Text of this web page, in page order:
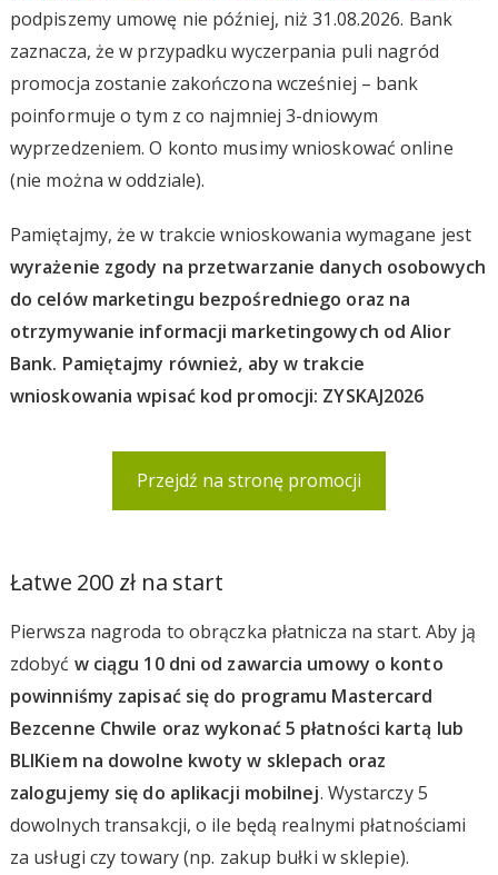
podpiszemy umowę nie później, niż 31.08.2026. Bank
zaznacza, że w przypadku wyczerpania puli nagród
promocja zostanie zakończona wcześniej – bank
poinformuje o tym z co najmniej 3-dniowym
wyprzedzeniem. O konto musimy wnioskować online
(nie można w oddziale).
Pamiętajmy, że w trakcie wnioskowania wymagane jest
wyrażenie zgody na przetwarzanie danych osobowych
do celów marketingu bezpośredniego oraz na
otrzymywanie informacji marketingowych od Alior
Bank. Pamiętajmy również, aby w trakcie
wnioskowania wpisać kod promocji: ZYSKAJ2026
Przejdź na stronę promocji
Łatwe 200 zł na start
Pierwsza nagroda to obrączka płatnicza na start. Aby ją
zdobyć w ciągu 10 dni od zawarcia umowy o konto
powinniśmy zapisać się do programu Mastercard
Bezcenne Chwile oraz wykonać 5 płatności kartą lub
BLIKiem na dowolne kwoty w sklepach oraz
zalogujemy się do aplikacji mobilnej. Wystarczy 5
dowolnych transakcji, o ile będą realnymi płatnościami
za usługi czy towary (np. zakup bułki w sklepie).